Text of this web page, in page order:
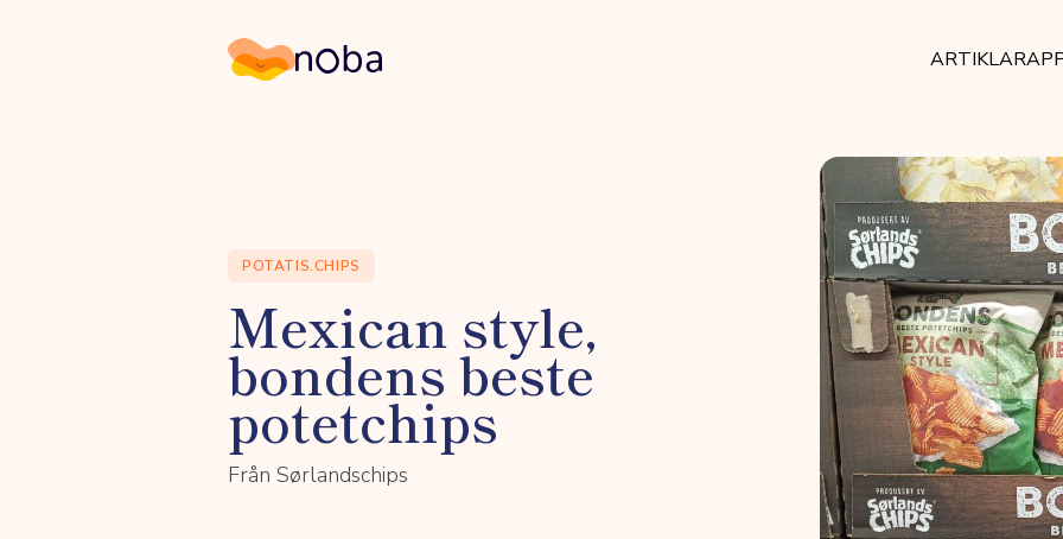
Noba ARTIKLAR
POTATIS.CHIPS
Mexican style,
bondens beste
potetchips
Från Sørlandschips